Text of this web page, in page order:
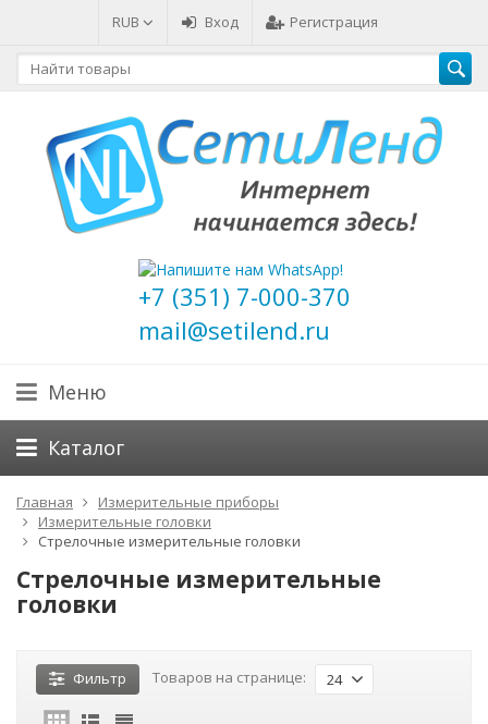
RUB Вход Регистрация
+7 (351) 7-000-370
mail@setilend.ru
Меню
Каталог
Главная
Измерительные приборы
Измерительные головки
Стрелочные измерительные головки
Стрелочные измерительные
головки
Фильтр Товаров на странице: 24